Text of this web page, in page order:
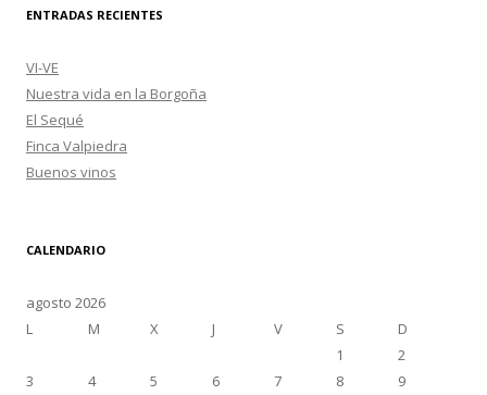
ENTRADAS RECIENTES
VI-VE
Nuestra vida en la Borgoña
El Sequé
Finca Valpiedra
Buenos vinos
CALENDARIO
agosto 2026
L
M X J V S
D
1
2
3
4 5 6 7 8
9